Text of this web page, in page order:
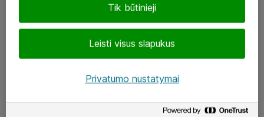
Aplankykite mus
Tik būtinieji
Leisti visus slapukus
Privatumo nustatymai